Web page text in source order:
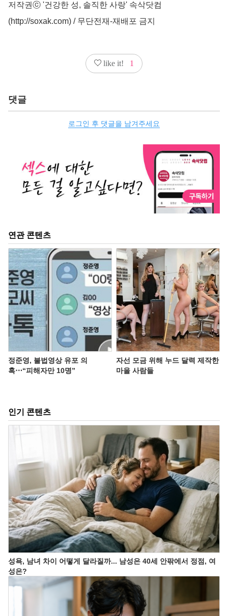
저작권ⓒ '건강한 성, 솔직한 사랑' 속삭닷컴
(http://soxak.com) / 무단전재-재배포 금지
like it! 1
댓글
로그인 후 댓글을 남겨주세요
연관 콘텐츠
정준영, 불법영상 유포 의
혹⋯“피해자만 10명”
자선 모금 위해 누드 달력 제작한
마을 사람들
인기 콘텐츠
성욕, 남녀 차이 어떻게 달라질까... 남성은 40세 안팎에서 정점, 여
성은?